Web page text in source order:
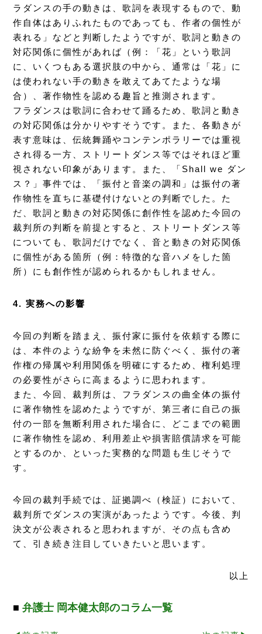
ラダンスの手の動きは、歌詞を表現するもので、動
作自体はありふれたものであっても、作者の個性が
表れる」などと判断したようですが、歌詞と動きの
対応関係に個性があれば（例：「花」という歌詞
に、いくつもある選択肢の中から、通常は「花」に
は使われない手の動きを敢えてあてたような場
合）、著作物性を認める趣旨と推測されます。
フラダンスは歌詞に合わせて踊るため、歌詞と動き
の対応関係は分かりやすそうです。また、各動きが
表す意味は、伝統舞踊やコンテンポラリーでは重視
され得る一方、ストリートダンス等ではそれほど重
視されない印象があります。また、「Shall we ダン
ス？」事件では、「振付と音楽の調和」は振付の著
作物性を直ちに基礎付けないとの判断でした。た
だ、歌詞と動きの対応関係に創作性を認めた今回の
裁判所の判断を前提とすると、ストリートダンス等
についても、歌詞だけでなく、音と動きの対応関係
に個性がある箇所（例：特徴的な音ハメをした箇
所）にも創作性が認められるかもしれません。
4. 実務への影響
今回の判断を踏まえ、振付家に振付を依頼する際に
は、本件のような紛争を未然に防ぐべく、振付の著
作権の帰属や利用関係を明確にするため、権利処理
の必要性がさらに高まるように思われます。
また、今回、裁判所は、フラダンスの曲全体の振付
に著作物性を認めたようですが、第三者に自己の振
付の一部を無断利用された場合に、どこまでの範囲
に著作物性を認め、利用差止や損害賠償請求を可能
とするのか、といった実務的な問題も生じそうで
す。
今回の裁判手続では、証拠調べ（検証）において、
裁判所でダンスの実演があったようです。今後、判
決文が公表されると思われますが、その点も含め
て、引き続き注目していきたいと思います。
以上
■ 弁護士 岡本健太郎のコラム一覧